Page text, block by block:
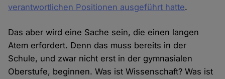
verantwortlichen Positionen ausgeführt hatte.
Das aber wird eine Sache sein, die einen langen
Atem erfordert. Denn das muss bereits in der
Schule, und zwar nicht erst in der gymnasialen
Oberstufe, beginnen. Was ist Wissenschaft? Was ist